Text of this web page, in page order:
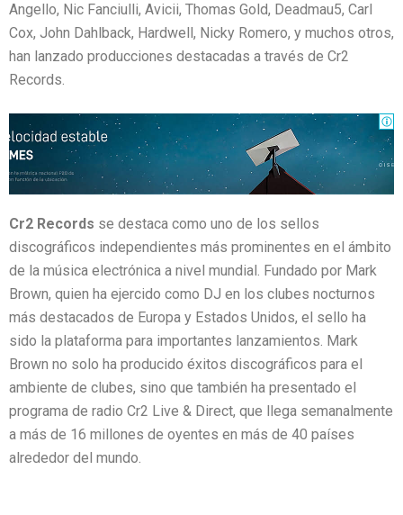
Angello, Nic Fanciulli, Avicii, Thomas Gold, Deadmau5, Carl
Cox, John Dahlback, Hardwell, Nicky Romero, y muchos otros,
han lanzado producciones destacadas a través de Cr2
Records.
Cr2 Records se destaca como uno de los sellos
discográficos independientes más prominentes en el ámbito
de la música electrónica a nivel mundial. Fundado por Mark
Brown, quien ha ejercido como DJ en los clubes nocturnos
más destacados de Europa y Estados Unidos, el sello ha
sido la plataforma para importantes lanzamientos. Mark
Brown no solo ha producido éxitos discográficos para el
ambiente de clubes, sino que también ha presentado el
programa de radio Cr2 Live & Direct, que llega semanalmente
a más de 16 millones de oyentes en más de 40 países
alrededor del mundo.